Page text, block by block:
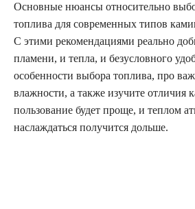
Основные нюансы относительно
топлива для современных типов
С этими рекомендациями реально
пламени, и тепла, и безусловного
особенности выбора топлива, про
влажности, а также изучите отличия
пользование будет проще, и теплом
наслаждаться получится дольше.